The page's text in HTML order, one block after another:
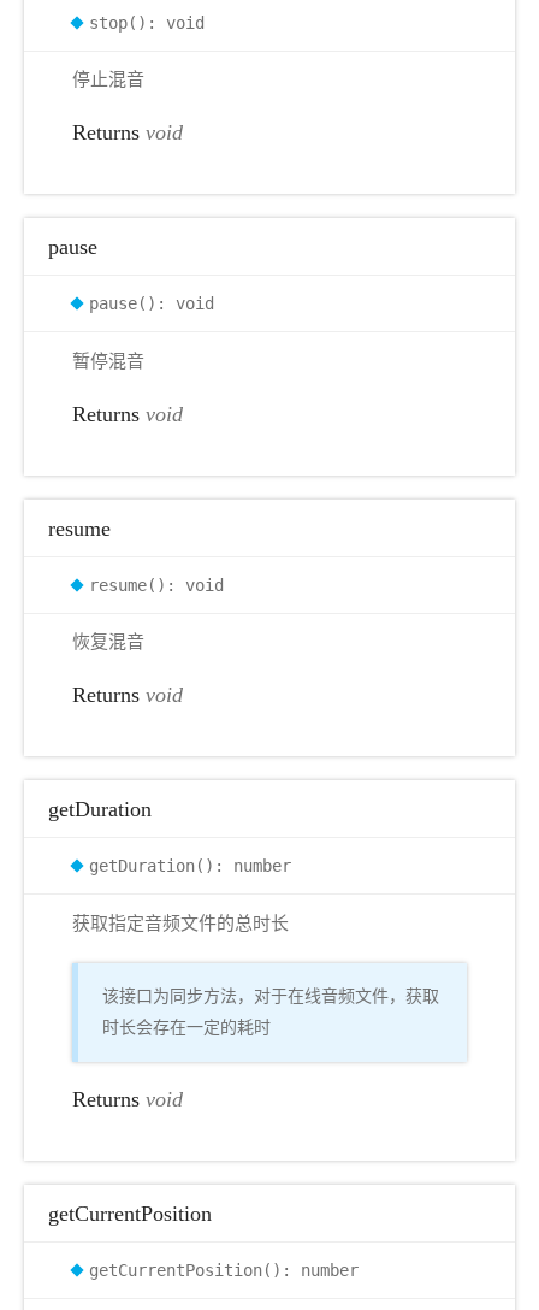
stop(): void
停止混音
Returns void
pause
pause(): void
暂停混音
Returns void
resume
resume(): void
恢复混音
Returns void
getDuration
getDuration(): number
获取指定音频文件的总时长
该接口为同步方法，对于在线音频文件，获取
时长会存在一定的耗时
Returns void
getCurrentPosition
getCurrentPosition(): number